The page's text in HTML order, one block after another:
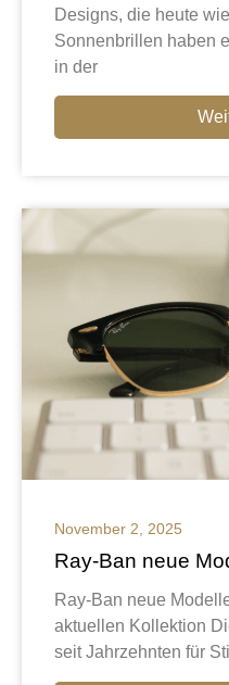
Designs, die heute
Sonnenbrillen haben
in der
November 2, 2025
Ray-Ban neue
Ray-Ban neue
aktuellen Kollektion
seit Jahrzehnten für